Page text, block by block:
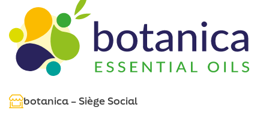
botanica – Siège Social